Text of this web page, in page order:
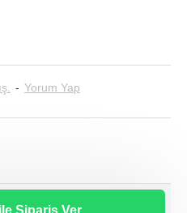
- Yorum Yap
Sipariş Ver